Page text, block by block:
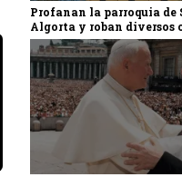
Profanan la parroquia de
Algorta y roban diversos